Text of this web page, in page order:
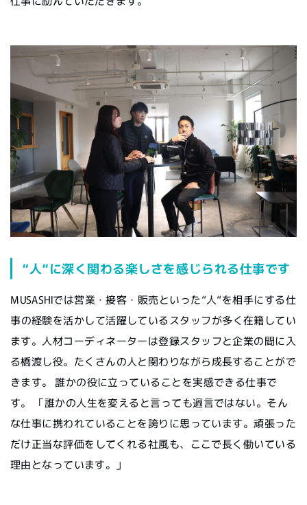
“人“に深く関わる楽しさを感じられる仕事です
MUSASHIでは営業・接客・販売といった“人“を相手にする仕
事の経験を活かして活躍しているスタッフが多く在籍してい
ます。人材コーディネーターは登録スタッフと企業の間に入
る橋渡し役。たくさんの人と関わりながら成長することがで
きます。 誰かの役に立っていることを実感できる仕事で
す。 「誰かの人生を変えると言っても過言ではない。そん
な仕事に携われていることを誇りに思っています。頑張った
だけ正当な評価をしてくれる社風も、ここで長く働いている
理由となっています。」